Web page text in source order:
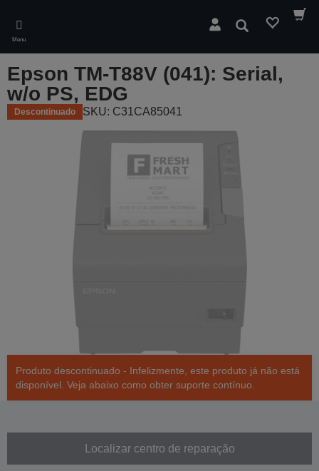
main
content
Menu
Pesquisar
Epson TM-T88V (041): Serial,
w/o PS, EDG
Descontinuado SKU: C31CA85041
Produto descontinuado - Infelizmente, este produto já não está
disponível. Veja abaixo como obter suporte contínuo.
Localizar centro de reparação